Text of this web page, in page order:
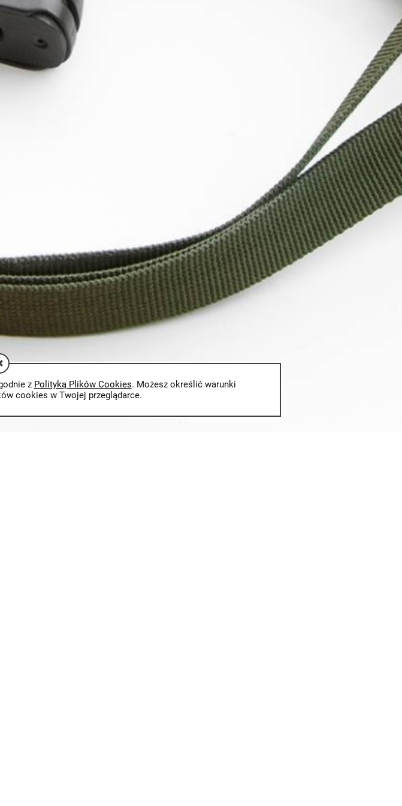
z Polityką Plików Cookies. Możesz określić warunki
cookies w Twojej przeglądarce.